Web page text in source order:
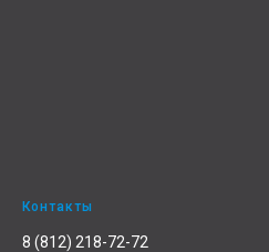
Контакты
8 (812) 218-72-72